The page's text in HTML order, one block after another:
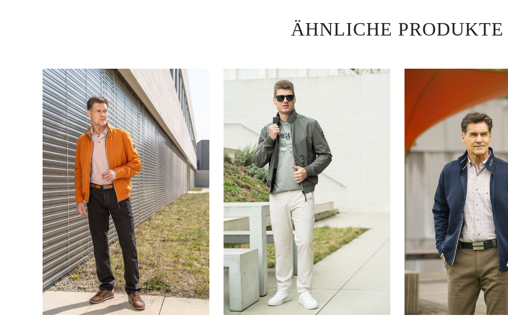
ÄHNLICHE PRODUKTE